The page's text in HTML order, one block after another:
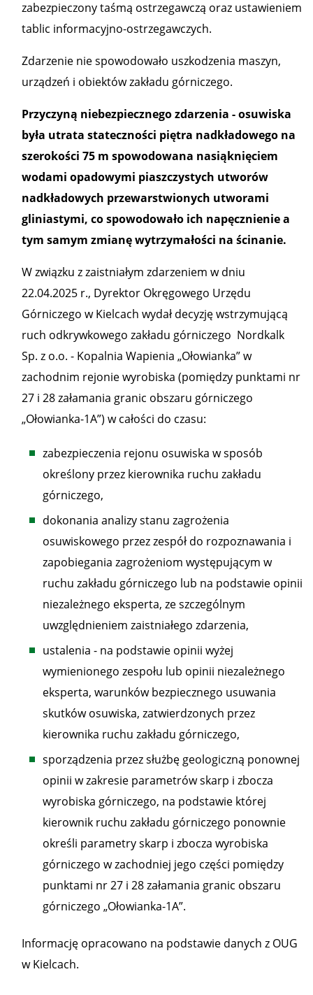
zabezpieczony taśmą ostrzegawczą oraz ustawieniem
tablic informacyjno-ostrzegawczych.
Zdarzenie nie spowodowało uszkodzenia maszyn,
urządzeń i obiektów zakładu górniczego.
Przyczyną niebezpiecznego zdarzenia - osuwiska
była utrata stateczności piętra nadkładowego na
szerokości 75 m spowodowana nasiąknięciem
wodami opadowymi piaszczystych utworów
nadkładowych przewarstwionych utworami
gliniastymi, co spowodowało ich napęcznienie a
tym samym zmianę wytrzymałości na ścinanie.
W związku z zaistniałym zdarzeniem w dniu
22.04.2025 r., Dyrektor Okręgowego Urzędu
Górniczego w Kielcach wydał decyzję wstrzymującą
ruch odkrywkowego zakładu górniczego Nordkalk
Sp. z o.o. - Kopalnia Wapienia „Ołowianka” w
zachodnim rejonie wyrobiska (pomiędzy punktami nr
27 i 28 załamania granic obszaru górniczego
„Ołowianka-1A”) w całości do czasu:
zabezpieczenia rejonu osuwiska w sposób
określony przez kierownika ruchu zakładu
górniczego,
dokonania analizy stanu zagrożenia
osuwiskowego przez zespół do rozpoznawania i
zapobiegania zagrożeniom występującym w
ruchu zakładu górniczego lub na podstawie opinii
niezależnego eksperta, ze szczególnym
uwzględnieniem zaistniałego zdarzenia,
ustalenia - na podstawie opinii wyżej
wymienionego zespołu lub opinii niezależnego
eksperta, warunków bezpiecznego usuwania
skutków osuwiska, zatwierdzonych przez
kierownika ruchu zakładu górniczego,
sporządzenia przez służbę geologiczną ponownej
opinii w zakresie parametrów skarp i zbocza
wyrobiska górniczego, na podstawie której
kierownik ruchu zakładu górniczego ponownie
określi parametry skarp i zbocza wyrobiska
górniczego w zachodniej jego części pomiędzy
punktami nr 27 i 28 załamania granic obszaru
górniczego „Ołowianka-1A”.
Informację opracowano na podstawie danych z OUG
w Kielcach.